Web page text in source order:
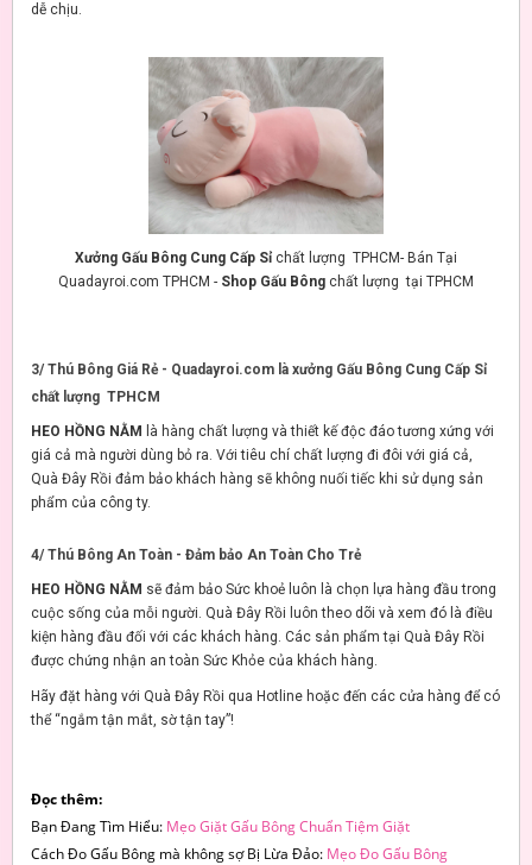
dễ chịu.
Xưởng Gấu Bông Cung Cấp Sỉ chất lượng TPHCM- Bán Tại
Quadayroi.com TPHCM - Shop Gấu Bông chất lượng tại TPHCM
3/ Thú Bông Giá Rẻ - Quadayroi.com là xưởng Gấu Bông Cung Cấp Sỉ
chất lượng TPHCM
HEO HỒNG NẰM là hàng chất lượng và thiết kế độc đáo tương xứng với
giá cả mà người dùng bỏ ra. Với tiêu chí chất lượng đi đôi với giá cả,
Quà Đây Rồi đảm bảo khách hàng sẽ không nuối tiếc khi sử dụng sản
phẩm của công ty.
4/ Thú Bông An Toàn - Đảm bảo An Toàn Cho Trẻ
HEO HỒNG NẰM sẽ đảm bảo Sức khoẻ luôn là chọn lựa hàng đầu trong
cuộc sống của mỗi người. Quà Đây Rồi luôn theo dõi và xem đó là điều
kiện hàng đầu đối với các khách hàng. Các sản phẩm tại Quà Đây Rồi
được chứng nhận an toàn Sức Khỏe của khách hàng.
Hãy đặt hàng với Quà Đây Rồi qua Hotline hoặc đến các cửa hàng để có
thể “ngắm tận mắt, sờ tận tay”!
Đọc thêm:
Bạn Đang Tìm Hiểu: Mẹo Giặt Gấu Bông Chuẩn Tiệm Giặt
Cách Đo Gấu Bông mà không sợ Bị Lừa Đảo: Mẹo Đo Gấu Bông